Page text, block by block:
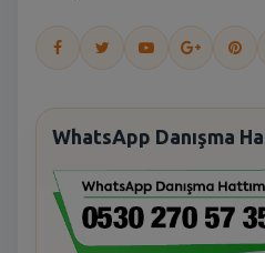
WhatsApp Danışma